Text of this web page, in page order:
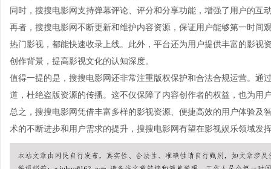
同时，搜搜电影网支持弹幕评论、评分和分享功能，增强了用户的互
再者，搜搜电影网不断更新和维护内容资源，保证用户能够第一时间
热门影视，都能快速收录上线。此外，平台还为用户提供丰富的影视
创作背景，提高影视文化的认知深度。
值得一提的是，搜搜电影网还非常注重版权保护和合法合规运营。通
道，杜绝盗版资源的传播。这不仅保障了内容创作者的权益，也为用
总之，搜搜电影网凭借丰富多样的影视资源、便捷高效的用户体验
术的不断进步和用户需求的提升，搜搜电影网有望在影视娱乐领域发